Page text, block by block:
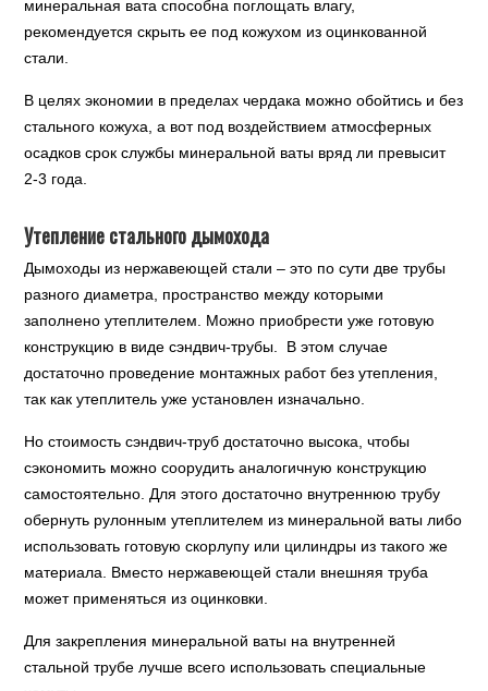
минеральная вата способна поглощать влагу,
рекомендуется скрыть ее под кожухом из оцинкованной
стали.
В целях экономии в пределах чердака можно обойтись и без
стального кожуха, а вот под воздействием атмосферных
осадков срок службы минеральной ваты вряд ли превысит
2-3 года.
Утепление стального дымохода
Дымоходы из нержавеющей стали – это по сути две трубы
разного диаметра, пространство между которыми
заполнено утеплителем. Можно приобрести уже готовую
конструкцию в виде сэндвич-трубы. В этом случае
достаточно проведение монтажных работ без утепления,
так как утеплитель уже установлен изначально.
Но стоимость сэндвич-труб достаточно высока, чтобы
сэкономить можно соорудить аналогичную конструкцию
самостоятельно. Для этого достаточно внутреннюю трубу
обернуть рулонным утеплителем из минеральной ваты либо
использовать готовую скорлупу или цилиндры из такого же
материала. Вместо нержавеющей стали внешняя труба
может применяться из оцинковки.
Для закрепления минеральной ваты на внутренней
стальной трубе лучше всего использовать специальные